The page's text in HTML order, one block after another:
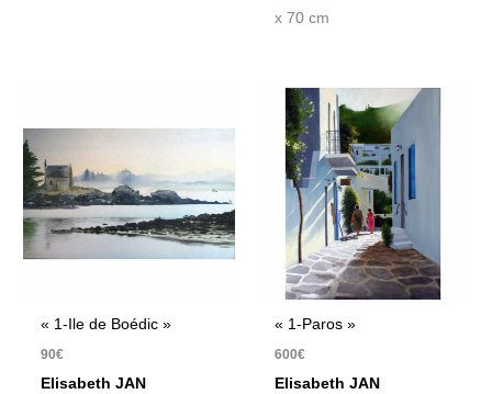
x 70 cm
« 1-Ile de Boédic »
90€
Elisabeth JAN
« 1-Paros »
600€
Elisabeth JAN